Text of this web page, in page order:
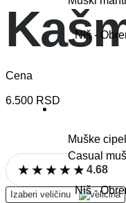
Niš -
Muške
Casual
Niš -
Cena
6.500 RSD
★
★★
★★
★★
★★
★ 4.68
Izaberi veličinu